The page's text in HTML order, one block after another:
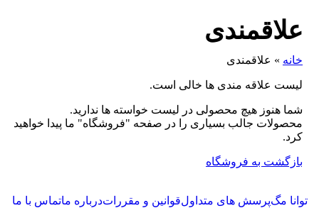
علاقمندی
خانه » علاقمندی
لیست علاقه مندی ها خالی است.
شما هنوز هیچ محصولی در لیست خواسته ها ندارید.
محصولات جالب بسیاری را در صفحه "فروشگاه" ما پیدا خواهید
کرد.
بازگشت به فروشگاه
توانا مگپرسش های متداولقوانین و مقرراتدرباره ماتماس با ما